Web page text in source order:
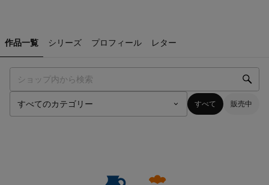
作品一覧 シリーズ プロフィール レター
すべて 販売中